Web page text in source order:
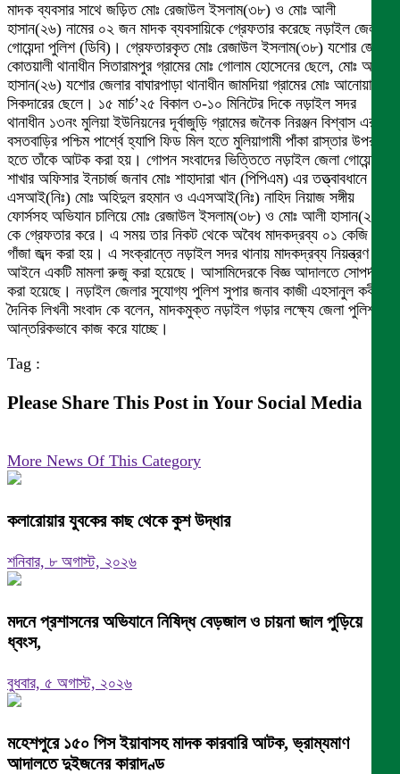
মাদক ব্যবসার সাথে জড়িত মোঃ রেজাউল ইসলাম(৩৮) ও মোঃ আলী
হাসান(২৬) নামের ০২ জন মাদক ব্যবসায়িকে গ্রেফতার করেছে নড়াইল জেলা
গোয়েন্দা পুলিশ (ডিবি)। গ্রেফতারকৃত মোঃ রেজাউল ইসলাম(৩৮) যশোর জেলার
কোতয়ালী থানাধীন সিতারামপুর গ্রামের মোঃ গোলাম হোসেনের ছেলে, মোঃ আলী
হাসান(২৬) যশোর জেলার বাঘারপাড়া থানাধীন জামদিয়া গ্রামের মোঃ আনোয়ার
সিকদারের ছেলে। ১৫ মার্চ’২৫ বিকাল ৩-১০ মিনিটের দিকে নড়াইল সদর
থানাধীন ১৩নং মুলিয়া ইউনিয়নের দূর্বাজুড়ি গ্রামের জনৈক নিরঞ্জন বিশ্বাস এর
বসতবাড়ির পশ্চিম পার্শ্বে হ্যাপি ফিড মিল হতে মুলিয়াগামী পাঁকা রাস্তার উপর
হতে তাঁকে আটক করা হয়। গোপন সংবাদের ভিত্তিতে নড়াইল জেলা গোয়েন্দা
শাখার অফিসার ইনচার্জ জনাব মোঃ শাহাদারা খান (পিপিএম) এর তত্ত্বাবধানে
এসআই(নিঃ) মোঃ অহিদুল রহমান ও এএসআই(নিঃ) নাহিদ নিয়াজ সঙ্গীয়
ফোর্সসহ অভিযান চালিয়ে মোঃ রেজাউল ইসলাম(৩৮) ও মোঃ আলী হাসান(২৬)
কে গ্রেফতার করে। এ সময় তার নিকট থেকে অবৈধ মাদকদ্রব্য ০১ কেজি
গাঁজা জব্দ করা হয়। এ সংক্রান্তে নড়াইল সদর থানায় মাদকদ্রব্য নিয়ন্ত্রণ
আইনে একটি মামলা রুজু করা হয়েছে। আসামিদেরকে বিজ্ঞ আদালতে সোপর্দ
করা হয়েছে। নড়াইল জেলার সুযোগ্য পুলিশ সুপার জনাব কাজী এহসানুল কবীর
দৈনিক লিখনী সংবাদ কে বলেন, মাদকমুক্ত নড়াইল গড়ার লক্ষ্যে জেলা পুলিশ
আন্তরিকভাবে কাজ করে যাচ্ছে।
Tag :
Please Share This Post in Your Social Media
More News Of This Category
কলারোয়ার যুবকের কাছ থেকে কুশ উদ্ধার
শনিবার, ৮ অগাস্ট, ২০২৬
মদনে প্রশাসনের অভিযানে নিষিদ্ধ বেড়জাল ও চায়না জাল পুড়িয়ে
ধ্বংস,
বুধবার, ৫ অগাস্ট, ২০২৬
মহেশপুরে ১৫০ পিস ইয়াবাসহ মাদক কারবারি আটক, ভ্রাম্যমাণ
আদালতে দুইজনের কারাদণ্ড